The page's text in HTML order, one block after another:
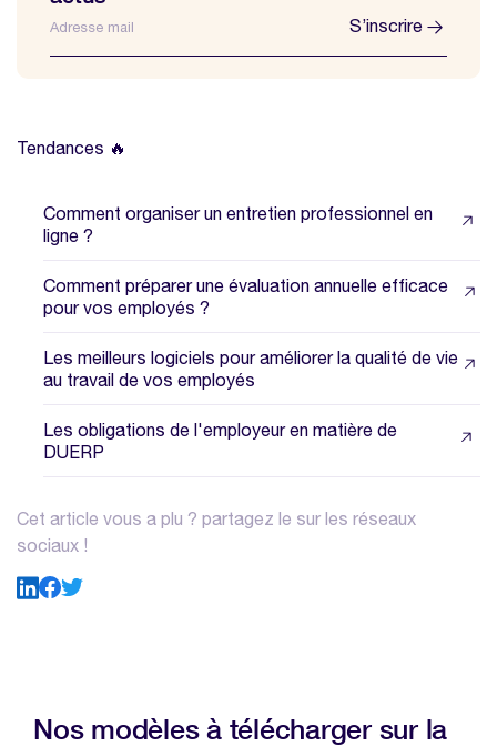
S’inscrire
Tendances 🔥
Comment organiser un entretien professionnel en
ligne ?
Comment préparer une évaluation annuelle efficace
pour vos employés ?
Les meilleurs logiciels pour améliorer la qualité de vie
au travail de vos employés
Les obligations de l'employeur en matière de
DUERP
Cet article vous a plu ? partagez le sur les réseaux
sociaux !
Nos modèles à télécharger sur la